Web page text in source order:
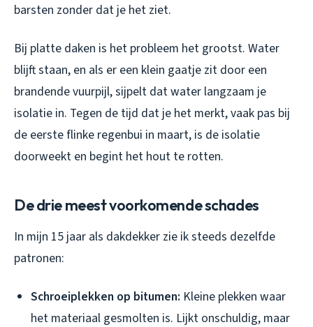
barsten zonder dat je het ziet.
Bij platte daken is het probleem het grootst. Water
blijft staan, en als er een klein gaatje zit door een
brandende vuurpijl, sijpelt dat water langzaam je
isolatie in. Tegen de tijd dat je het merkt, vaak pas bij
de eerste flinke regenbui in maart, is de isolatie
doorweekt en begint het hout te rotten.
De drie meest voorkomende schades
In mijn 15 jaar als dakdekker zie ik steeds dezelfde
patronen:
Schroeiplekken op bitumen: Kleine plekken waar
het materiaal gesmolten is. Lijkt onschuldig, maar